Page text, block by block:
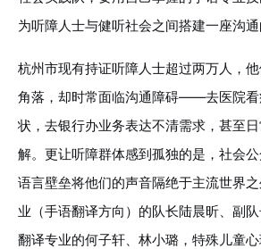
为听障人士与健听社会之间搭建一座沟通
杭州市现有持证听障人士超过两万人，
角落，却时常面临沟通障碍——去医院看
状，去银行办业务表达不清需求，甚至
解。更让听障群体感到孤独的是，社会
语言壁垒将他们的声音隔绝于主流世界
业（手语翻译方向）的队长陆晨昕、副
翻译专业的何子轩、林小璐，特殊儿童